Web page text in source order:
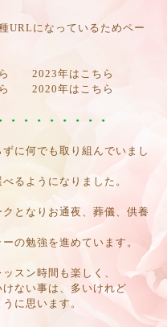
になっているためペー
2023年はこちら
2020年はこちら
ずに何でも取り組んでいまし
るようになりました。
となり お通夜、葬儀、供養
の勉強を進めています。
スン時間も楽しく、
けない事は、多いけれど
に思います。